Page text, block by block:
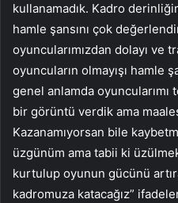
kullanamadık. Kadro
hamle şansını çok
oyuncularımızdan dolayı
oyuncuların olmayışı hamle
genel anlamda
bir görüntü verdik ama
Kazanamıyorsan bile
üzgünüm ama tabii ki
kurtulup oyunun gücünü
kadromuza katacağız”